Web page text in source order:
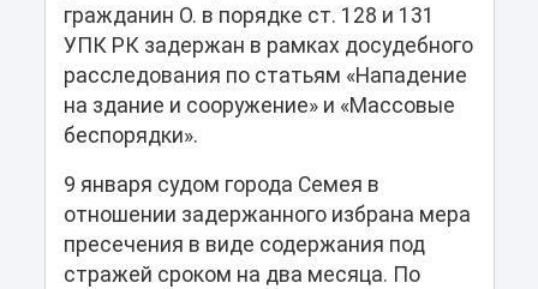
гражданин О. в порядке ст. 128 и 131
УПК РК задержан в рамках досудебного
расследования по статьям «Нападение
на здание и сооружение» и «Массовые
беспорядки».
9 января судом города Семея в
отношении задержанного избрана мера
пресечения в виде содержания под
стражей сроком на два месяца. По